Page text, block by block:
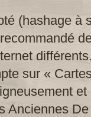
(hashage à
sur «
Anciennes